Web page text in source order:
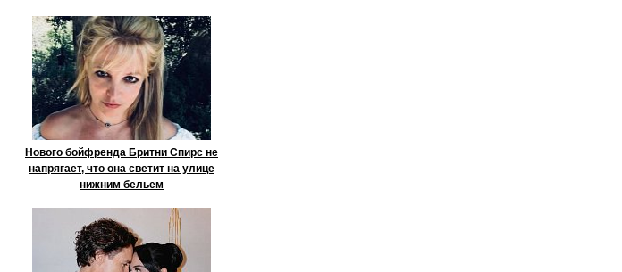
Нового бойфренда Бритни Спирс не
напрягает, что она светит на улице
нижним бельем